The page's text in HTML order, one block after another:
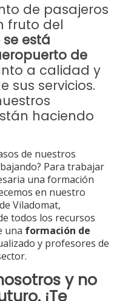
de pasajeros
fruto del
está
de
a calidad y
sus servicios.
haciendo
de nuestros
Para trabajar
una formación
en nuestro
Viladomat,
todos los recursos
una formación de
y profesores de
y no
¡Te